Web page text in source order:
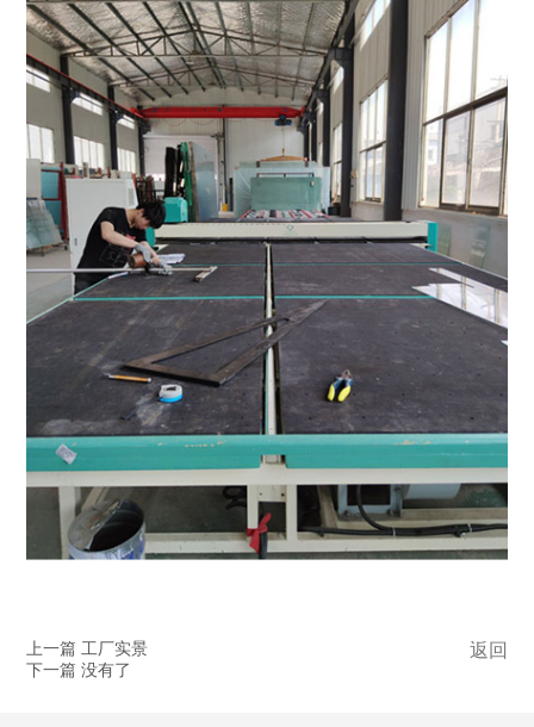
返回
上一篇 工厂实景
下一篇 没有了